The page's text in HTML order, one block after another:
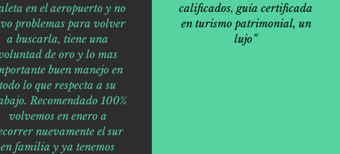
en el aeropuerto y no
problemas para volver
a buscarla, tiene una
de oro y lo mas
buen manejo en
todo lo que respecta a su
Recomendado 100%
volvemos en enero a
nuevamente el sur
en familia y ya tenemos
calificados, guía certificada
en turismo patrimonial, un
lujo”